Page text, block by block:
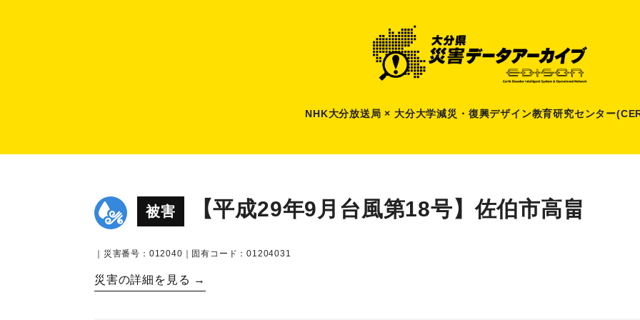
NHK大分放送局 × 大分大学減災 ・ 復興デザイン教育研究センター
被害 【平成29年9月台風第18号】佐伯市高畠
｜災害番号：012040｜固有コード：01204031
災害の詳細を見る →